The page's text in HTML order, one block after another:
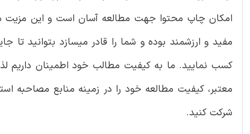
امکان چاپ محتوا جهت مطالعه آسان است و این مزیت
مفید و ارزشمند بوده و شما را قادر میسازد بتوانید
کسب نمایید. ما به کیفیت مطالب خود اطمینان داریم
معتبر، کیفیت مطالعه خود را در زمینه منابع مصاحبه
شرکت کنید.